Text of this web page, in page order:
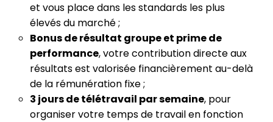
et vous place dans les standards les plus
élevés du marché ;
Bonus de résultat groupe et prime de
performance, votre contribution directe aux
résultats est valorisée financièrement au-delà
de la rémunération fixe ;
3 jours de télétravail par semaine, pour
organiser votre temps de travail en fonction